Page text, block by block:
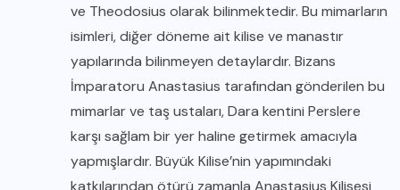
ve Theodosius olarak bilinmektedir. Bu mimarların
isimleri, diğer döneme ait kilise ve manastır
yapılarında bilinmeyen detaylardır. Bizans
İmparatoru Anastasius tarafından gönderilen bu
mimarlar ve taş ustaları, Dara kentini Perslere
karşı sağlam bir yer haline getirmek amacıyla
yapmışlardır. Büyük Kilise’nin yapımındaki